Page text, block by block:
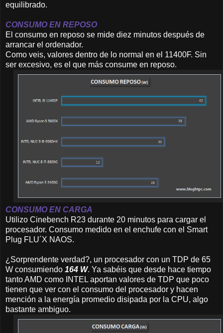
equilibrado.
CONSUMO EN REPOSO
El consumo en reposo se mide diez minutos después de
arrancar el ordenador.
Como veis, valores dentro de lo normal en el 11400F. Sin
ser excesivo, es el que más consume en reposo.
CONSUMO EN CARGA
Utilizo Cinebench R23 durante 20 minutos para cargar el
procesador. Consumo medido en el enchufe con el Smart
Plug FLU´X NAOS.
¿Sorprendente verdad?, un procesador con un TDP de 65
W consumiendo 164 W. Ya sabéis que desde hace tiempo
tanto AMD como INTEL aportan valores de TDP que poco
tienen que ver con el consumo del procesador y hacen
mención a la energía promedio disipada por la CPU, algo
bastante ambiguo.